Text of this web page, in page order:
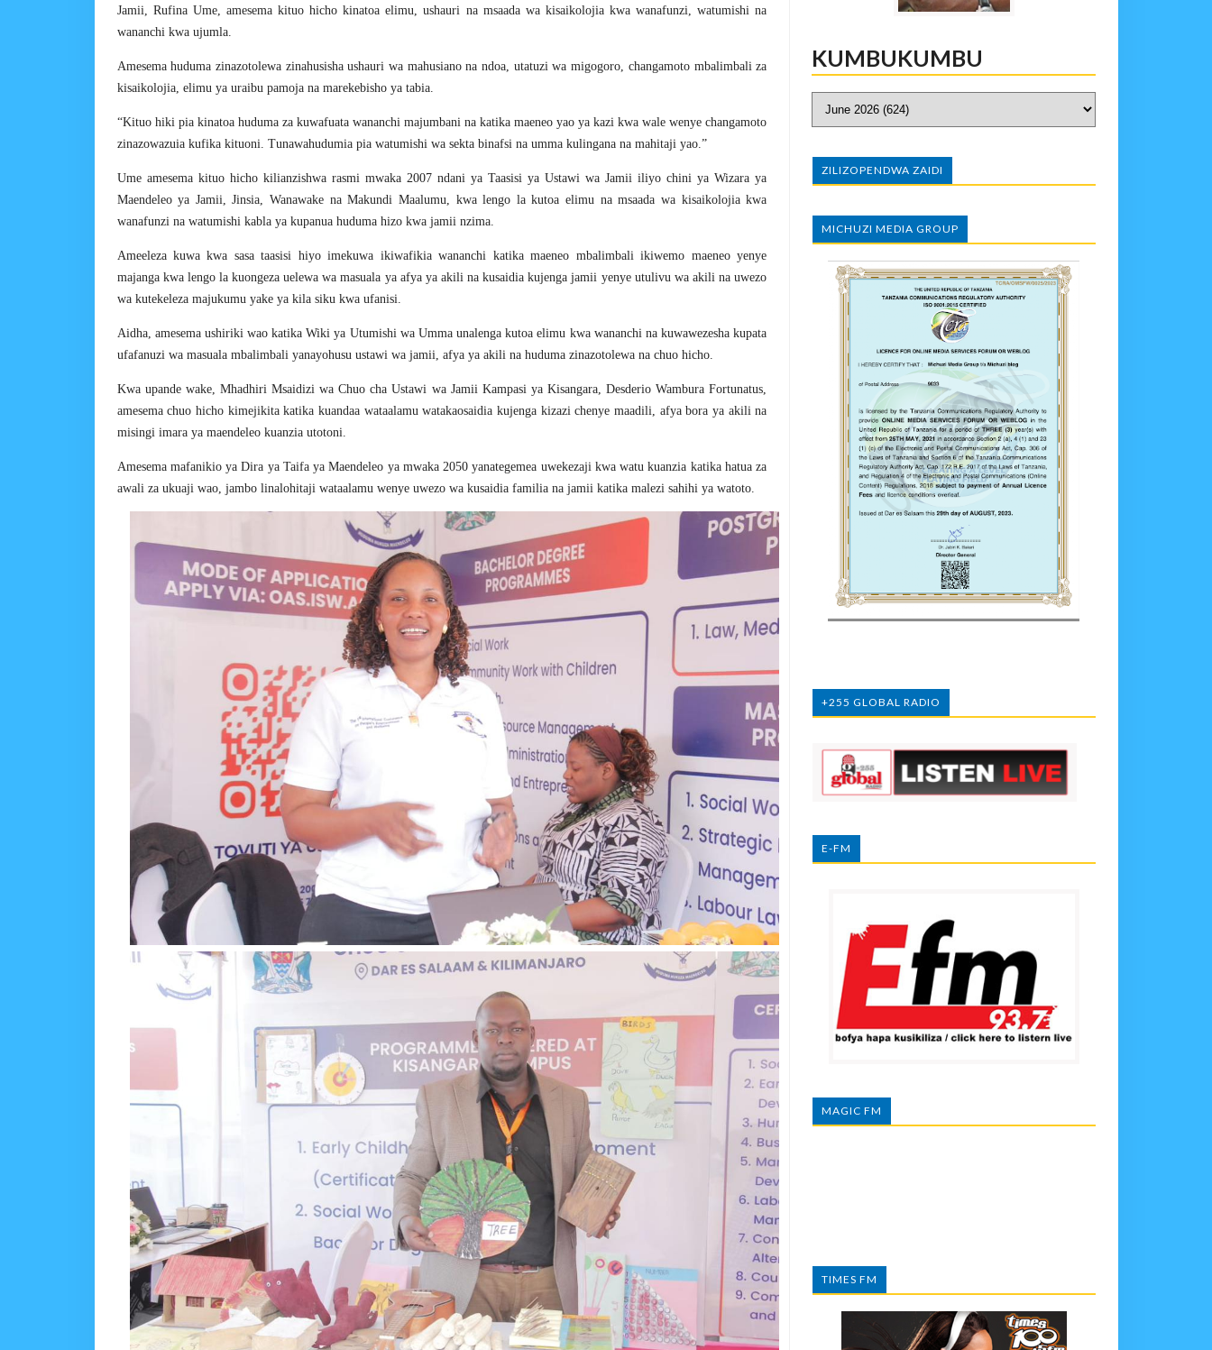
Jamii, Rufina Ume, amesema kituo hicho kinatoa elimu, ushauri na msaada wa kisaikolojia kwa wanafunzi, watumishi na
wananchi kwa ujumla.
Amesema huduma zinazotolewa zinahusisha ushauri wa mahusiano na ndoa, utatuzi wa migogoro, changamoto mbalimbali za
kisaikolojia, elimu ya uraibu pamoja na marekebisho ya tabia.
“Kituo hiki pia kinatoa huduma za kuwafuata wananchi majumbani na katika maeneo yao ya kazi kwa wale wenye changamoto
zinazowazuia kufika kituoni. Tunawahudumia pia watumishi wa sekta binafsi na umma kulingana na mahitaji yao.”
Ume amesema kituo hicho kilianzishwa rasmi mwaka 2007 ndani ya Taasisi ya Ustawi wa Jamii iliyo chini ya Wizara ya
Maendeleo ya Jamii, Jinsia, Wanawake na Makundi Maalumu, kwa lengo la kutoa elimu na msaada wa kisaikolojia kwa
wanafunzi na watumishi kabla ya kupanua huduma hizo kwa jamii nzima.
Ameeleza kuwa kwa sasa taasisi hiyo imekuwa ikiwafikia wananchi katika maeneo mbalimbali ikiwemo maeneo yenye
majanga kwa lengo la kuongeza uelewa wa masuala ya afya ya akili na kusaidia kujenga jamii yenye utulivu wa akili na uwezo
wa kutekeleza majukumu yake ya kila siku kwa ufanisi.
Aidha, amesema ushiriki wao katika Wiki ya Utumishi wa Umma unalenga kutoa elimu kwa wananchi na kuwawezesha kupata
ufafanuzi wa masuala mbalimbali yanayohusu ustawi wa jamii, afya ya akili na huduma zinazotolewa na chuo hicho.
Kwa upande wake, Mhadhiri Msaidizi wa Chuo cha Ustawi wa Jamii Kampasi ya Kisangara, Desderio Wambura Fortunatus,
amesema chuo hicho kimejikita katika kuandaa wataalamu watakaosaidia kujenga kizazi chenye maadili, afya bora ya akili na
misingi imara ya maendeleo kuanzia utotoni.
Amesema mafanikio ya Dira ya Taifa ya Maendeleo ya mwaka 2050 yanategemea uwekezaji kwa watu kuanzia katika hatua za
awali za ukuaji wao, jambo linalohitaji wataalamu wenye uwezo wa kusaidia familia na jamii katika malezi sahihi ya watoto.
KUMBUKUMBU
ZILIZOPENDWA ZAIDI
MICHUZI MEDIA GROUP
+255 GLOBAL RADIO
E-FM
MAGIC FM
TIMES FM